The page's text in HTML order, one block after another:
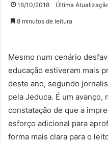
16/10/2018 Última
8 minutos de leitura
Mesmo num cenário
educação estiveram mais
deste ano, segundo
pela Jeduca. É um avanço,
constatação de que a
esforço adicional para
forma mais clara para o